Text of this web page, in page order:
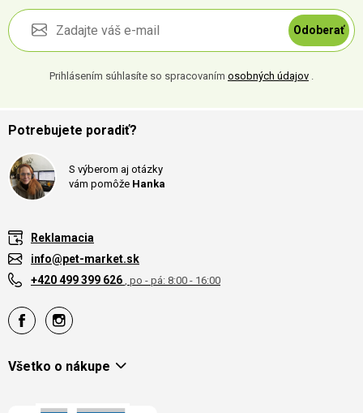
Odoberať
Prihlásením súhlasíte so spracovaním osobných údajov
Potrebujete poradiť?
S výberom aj otázky
vám pomôže Hanka
Reklamacia
info@pet-market.sk
+420 499 399 626 , po - pá: 8:00 - 16:00
Všetko o nákupe